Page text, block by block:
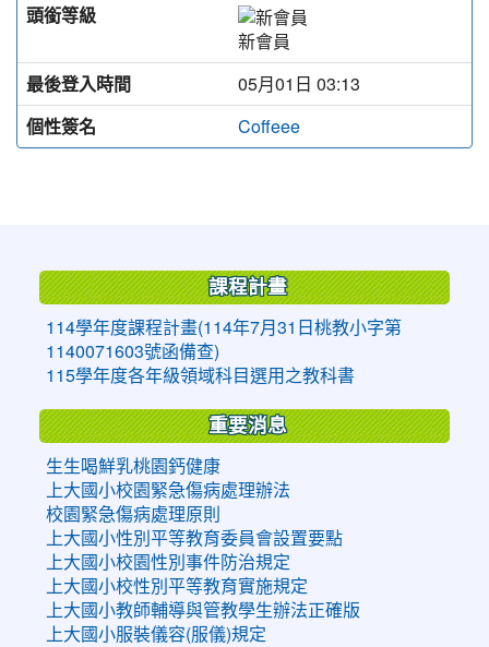
頭銜等級
新會員
最後登入時間
05月01日 03:13
個性簽名
Coffeee
課程計畫
114學年度課程計畫(114年7月31日桃教小字第
1140071603號函備查)
115學年度各年級領域科目選用之教科書
重要消息
生生喝鮮乳桃園鈣健康
上大國小校園緊急傷病處理辦法
校園緊急傷病處理原則
上大國小性別平等教育委員會設置要點
上大國小校園性別事件防治規定
上大國小校性別平等教育實施規定
上大國小教師輔導與管教學生辦法正確版
上大國小服裝儀容(服儀)規定